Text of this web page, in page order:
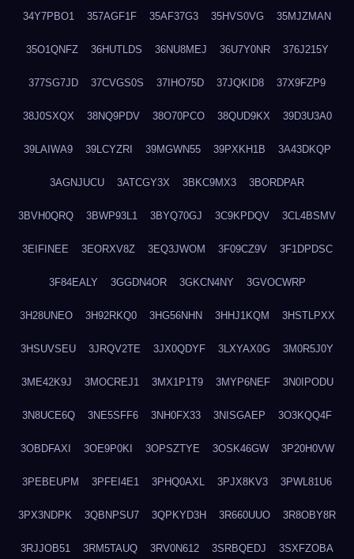
34Y7PBO1 357AGF1F 35AF37G3 35HVS0VG 35MJZMAN
35O1QNFZ 36HUTLDS 36NU8MEJ 36U7Y0NR 376J215Y
377SG7JD 37CVGS0S 37IHO75D 37JQKID8 37X9FZP9
38J0SXQX 38NQ9PDV 38O70PCO 38QUD9KX 39D3U3A0
39LAIWA9 39LCYZRI 39MGWN55 39PXKH1B 3A43DKQP
3AGNJUCU 3ATCGY3X 3BKC9MX3 3BORDPAR
3BVH0QRQ 3BWP93L1 3BYQ70GJ 3C9KPDQV 3CL4BSMV
3EIFINEE 3EORXV8Z 3EQ3JWOM 3F09CZ9V 3F1DPDSC
3F84EALY 3GGDN4OR 3GKCN4NY 3GVOCWRP
3H28UNEO 3H92RKQ0 3HG56NHN 3HHJ1KQM 3HSTLPXX
3HSUVSEU 3JRQV2TE 3JX0QDYF 3LXYAX0G 3M0R5J0Y
3ME42K9J 3MOCREJ1 3MX1P1T9 3MYP6NEF 3N0IPODU
3N8UCE6Q 3NE5SFF6 3NH0FX33 3NISGAEP 3O3KQQ4F
3OBDFAXI 3OE9P0KI 3OPSZTYE 3OSK46GW 3P20H0VW
3PEBEUPM 3PFEI4E1 3PHQ0AXL 3PJX8KV3 3PWL81U6
3PX3NDPK 3QBNPSU7 3QPKYD3H 3R660UUO 3R8OBY8R
3RJJOB51 3RM5TAUQ 3RV0N612 3SRBQEDJ 3SXFZOBA